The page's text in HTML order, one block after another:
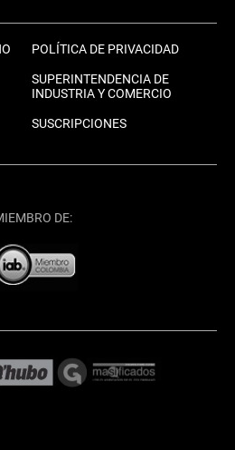
POLÍTICA DE PRIVACIDAD
SUPERINTENDENCIA DE
INDUSTRIA Y COMERCIO
SUSCRIPCIONES
DE: